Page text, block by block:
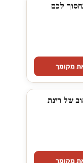
לכם
מקומך
של רינת
מקומך